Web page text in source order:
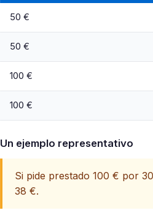
50 €
50 €
100 €
100 €
Un ejemplo representativo
Si pide prestado 100 € por
38 €.​